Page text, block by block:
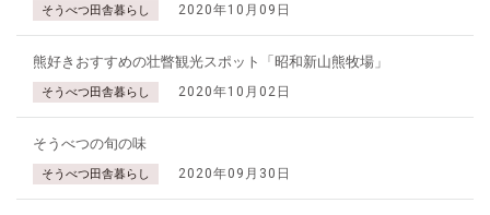
そうべつ田舎暮らし 2020年10月09日
熊好きおすすめの壮瞥観光スポット「昭和新山熊牧場」
そうべつ田舎暮らし 2020年10月02日
そうべつの旬の味
そうべつ田舎暮らし 2020年09月30日